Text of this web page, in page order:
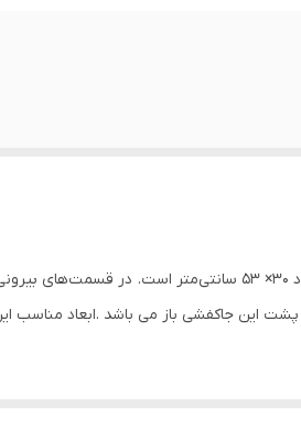
جاکفشی مدل الیت یک جاکفشی ساده با کاربردهای متنوع است. سطح بالای این جاکفشی به شکل مستطیل
در نقاط کور انجام شده‌اند. ارتفاع این جاکفشی از زمین ۸۰ سانتی‌متر است. پشت این